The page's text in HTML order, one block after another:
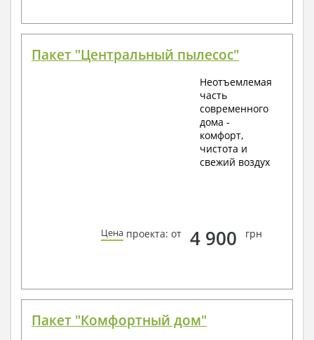
Пакет "Центральный пылесос"
Неотъемлемая
часть
современного
дома -
комфорт,
чистота и
свежий воздух
Цена проекта: от 4 900 грн
Пакет "Комфортный дом"